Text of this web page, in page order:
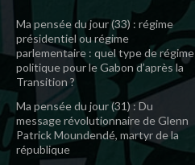
Ma pensée du jour (33) : régime
présidentiel ou régime
parlementaire : quel type de régime
politique pour le Gabon d’après la
Transition ?
Ma pensée du jour (31) : Du
message révolutionnaire de Glenn
Patrick Moundendé, martyr de la
république